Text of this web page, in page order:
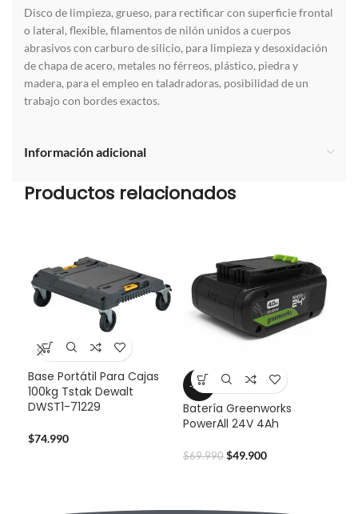
Disco de limpieza, grueso, para rectificar con superficie frontal
o lateral, flexible, filamentos de nilón unidos a cuerpos
abrasivos con carburo de silicio, para limpieza y desoxidación
de chapa de acero, metales no férreos, plástico, piedra y
madera, para el empleo en taladradoras, posibilidad de un
trabajo con bordes exactos.
Información adicional
Productos relacionados
Base Portátil Para Cajas
100kg Tstak Dewalt
DWST1-71229
$74.990
-29%
Batería Greenworks
PowerAll 24V 4Ah
$69.990 $49.900